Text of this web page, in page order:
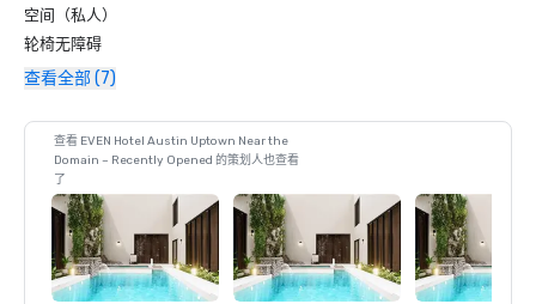
空间（私人）
轮椅无障碍
查看全部 (7)
查看 EVEN Hotel Austin Uptown Near the
Domain – Recently Opened 的策划人也查看
了